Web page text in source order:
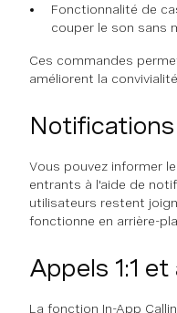
Fonctionnalité de
couper le son sans
Ces commandes
améliorent la
Vous pouvez informer
entrants à l'aide de
utilisateurs restent
fonctionne en arrière-
Appels 1:1
La fonction In-App